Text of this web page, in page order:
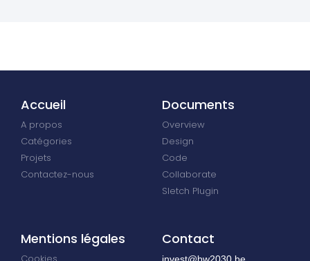
Accueil
A propos
Catégories
Projets
Contactez-nous
Documents
Overview
Design
Code
Collaborate
Sletch Plugin
Mentions légales Contact